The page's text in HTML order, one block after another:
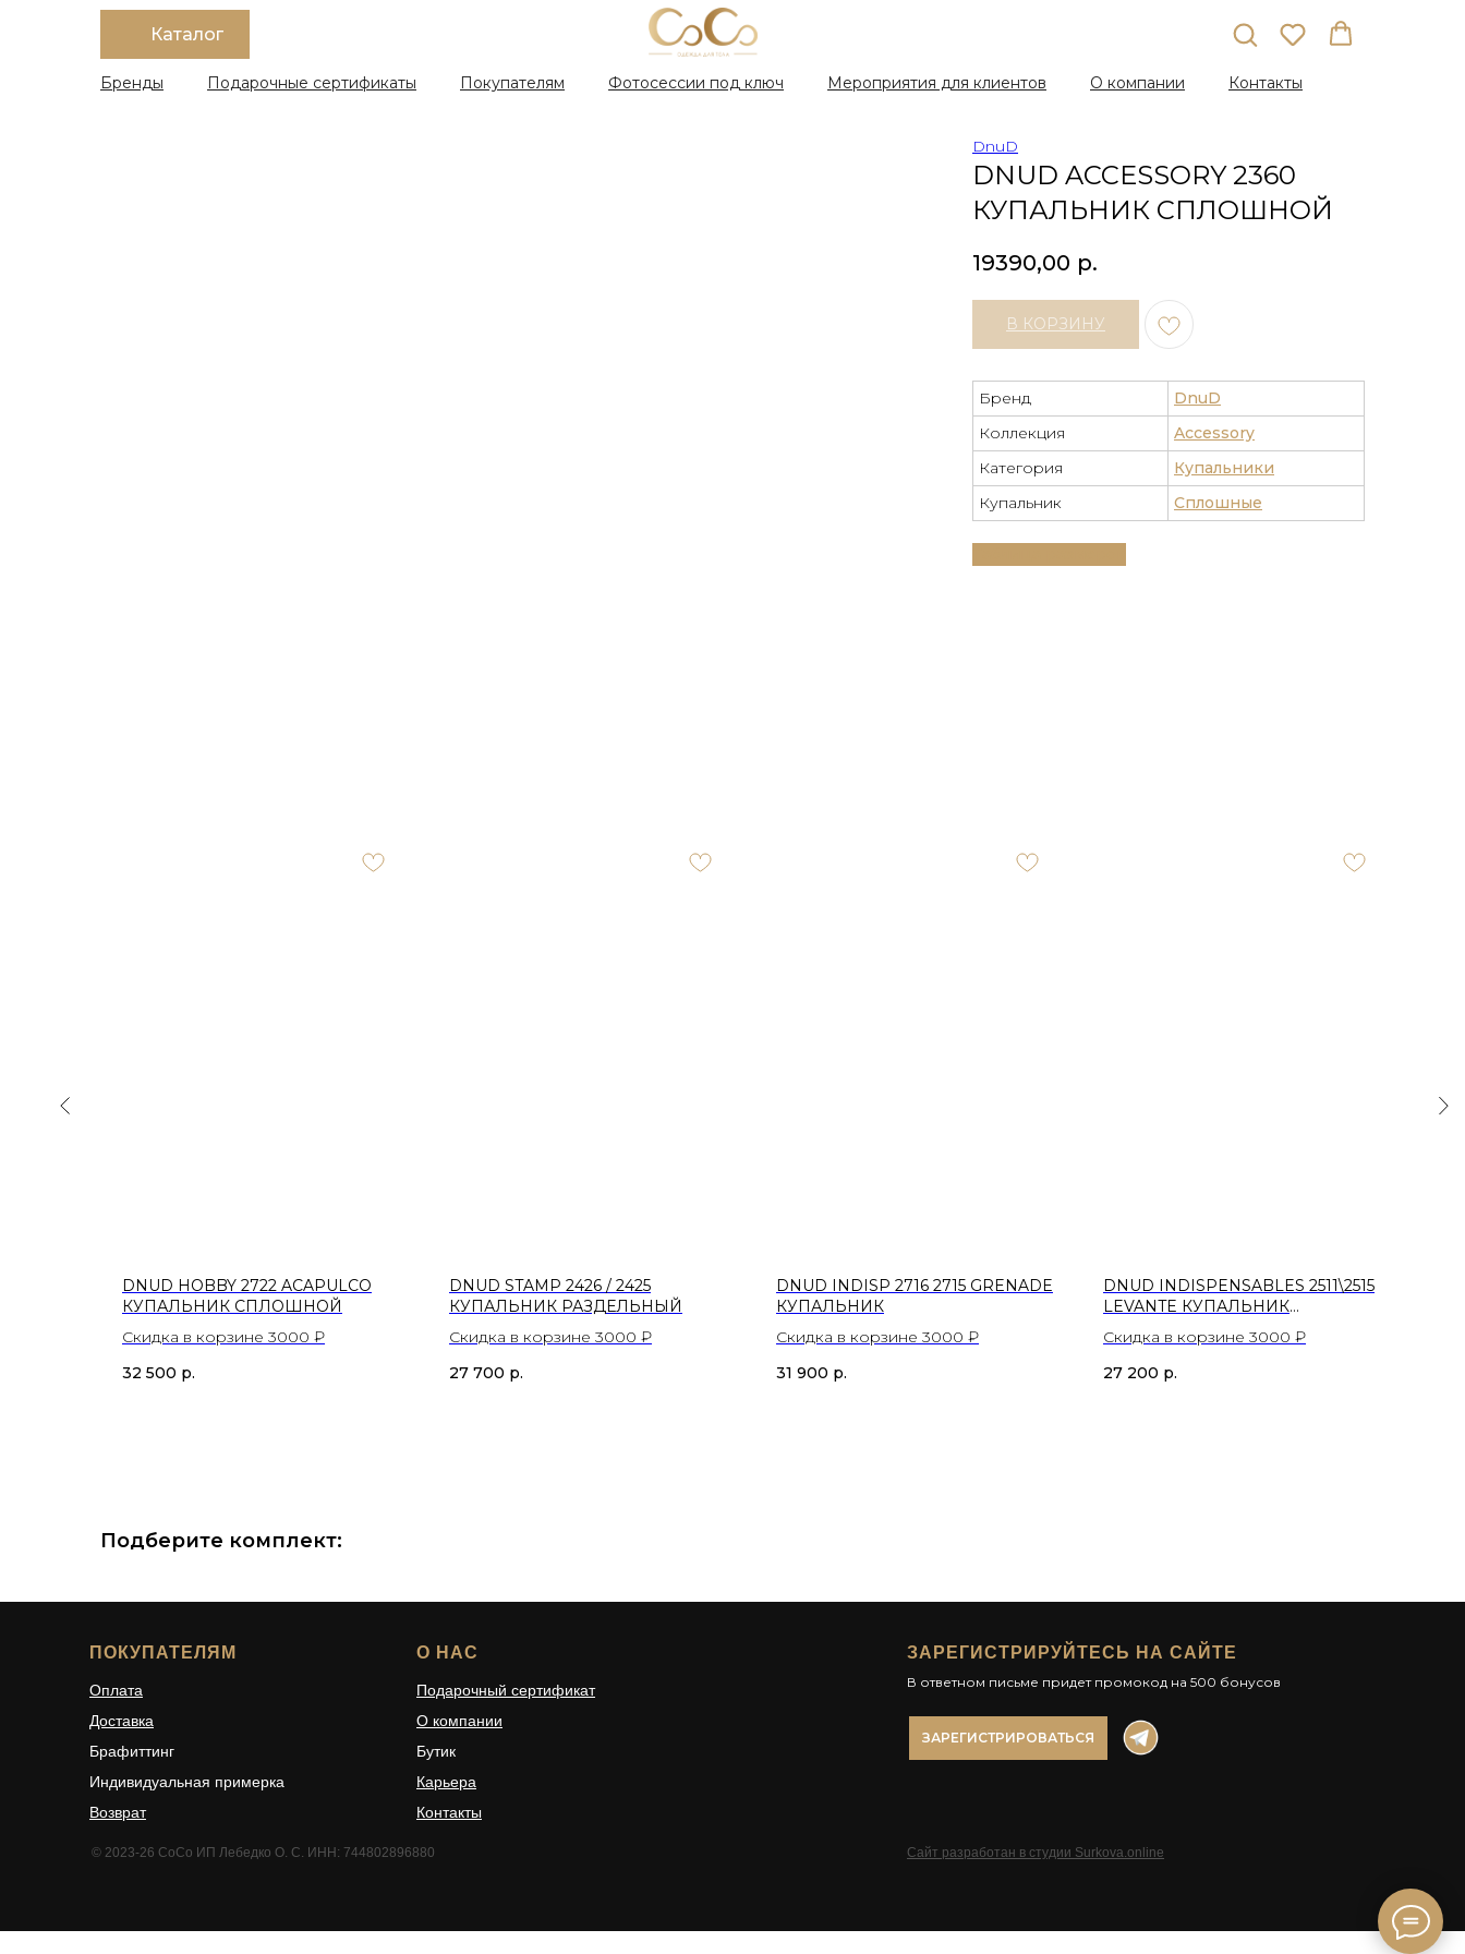
Каталог
Бренды Подарочные сертификаты Покупателям Фотосессии под ключ Мероприятия для клиентов О компании Контакты
DNUD ACCESSORY 2360
КУПАЛЬНИК СПЛОШНОЙ
DnuD
19390,00 р.
В КОРЗИНУ
Бренд
DnuD
Коллекция
Accessory
Категория
Купальники
Купальник
Сплошные
DNUD HOBBY 2722 ACAPULCO
КУПАЛЬНИК СПЛОШНОЙ
Скидка в корзине 3000 ₽
32 500 р.
DNUD STAMP 2426 / 2425
КУПАЛЬНИК РАЗДЕЛЬНЫЙ
Скидка в корзине 3000 ₽
27 700 р.
DNUD INDISP 2716 2715 GRENADE
КУПАЛЬНИК
Скидка в корзине 3000 ₽
31 900 р.
DNUD INDISPENSABLES 2511\2515
LEVANTE КУПАЛЬНИК
РАЗДЕЛЬНЫЙ ТРЕУГОЛЬНАЯ
ЧАШКА
Скидка в корзине 3000 ₽
27 200 р.
Подберите комплект:
ПОКУПАТЕЛЯМ О НАС
© 2023-26 CoCo ИП Лебедко О. С. ИНН: 744802896880 Сайт разработан в студии Surkova.online
ЗАРЕГИСТРИРУЙТЕСЬ НА САЙТЕ
В ответном письме придет промокод на 500 бонусов
Оплата
Доставка
Брафиттинг
Индивидуальная примерка
Возврат
Подарочный сертификат
О компании
Бутик
Карьера
ЗАРЕГИСТРИРОВАТЬСЯ
Контакты